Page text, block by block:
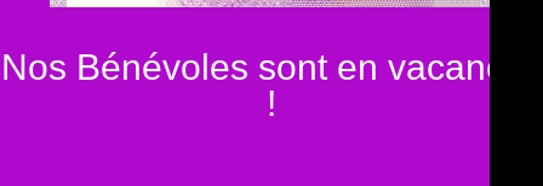
Nos Bénévoles sont en vacances
!